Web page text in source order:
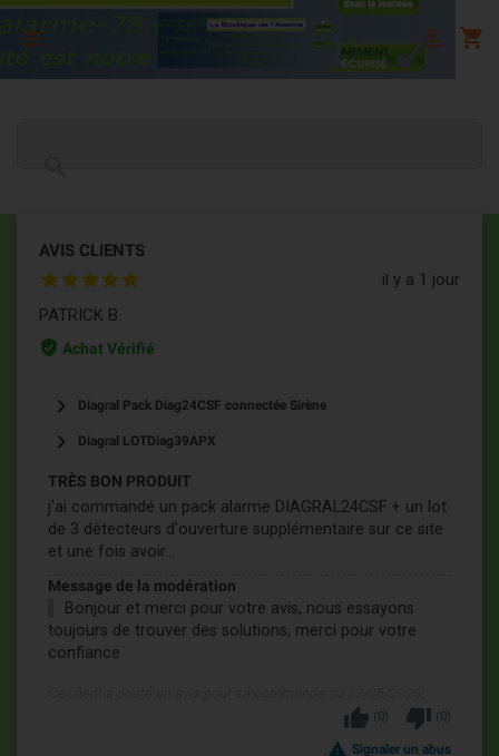
 shopping_cart

AVIS CLIENTS
il y a 1 jour
PATRICK B.
verified_user Achat Vérifié
keyboard_arrow_right Diagral Pack Diag24CSF connectée Sirène
keyboard_arrow_right Diagral LOTDiag39APX
TRÈS BON PRODUIT
j'ai commandé un pack alarme DIAGRAL24CSF + un lot
de 3 détecteurs d'ouverture supplémentaire sur ce site
et une fois avoir...
Message de la modération
Bonjour et merci pour votre avis, nous essayons
toujours de trouver des solutions, merci pour votre
confiance
thumb_up ( 0) thumb_down ( 0)
report_problem Signaler un abus